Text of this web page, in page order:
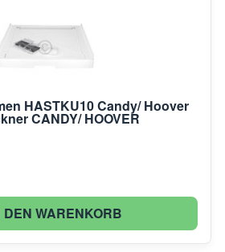
HASTKU10 Candy/ Hoover
CANDY/ HOOVER
DEN WARENKORB